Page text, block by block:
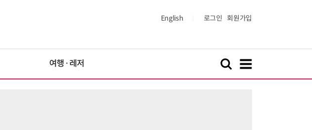
English 로그인 회원가입
여행·레저